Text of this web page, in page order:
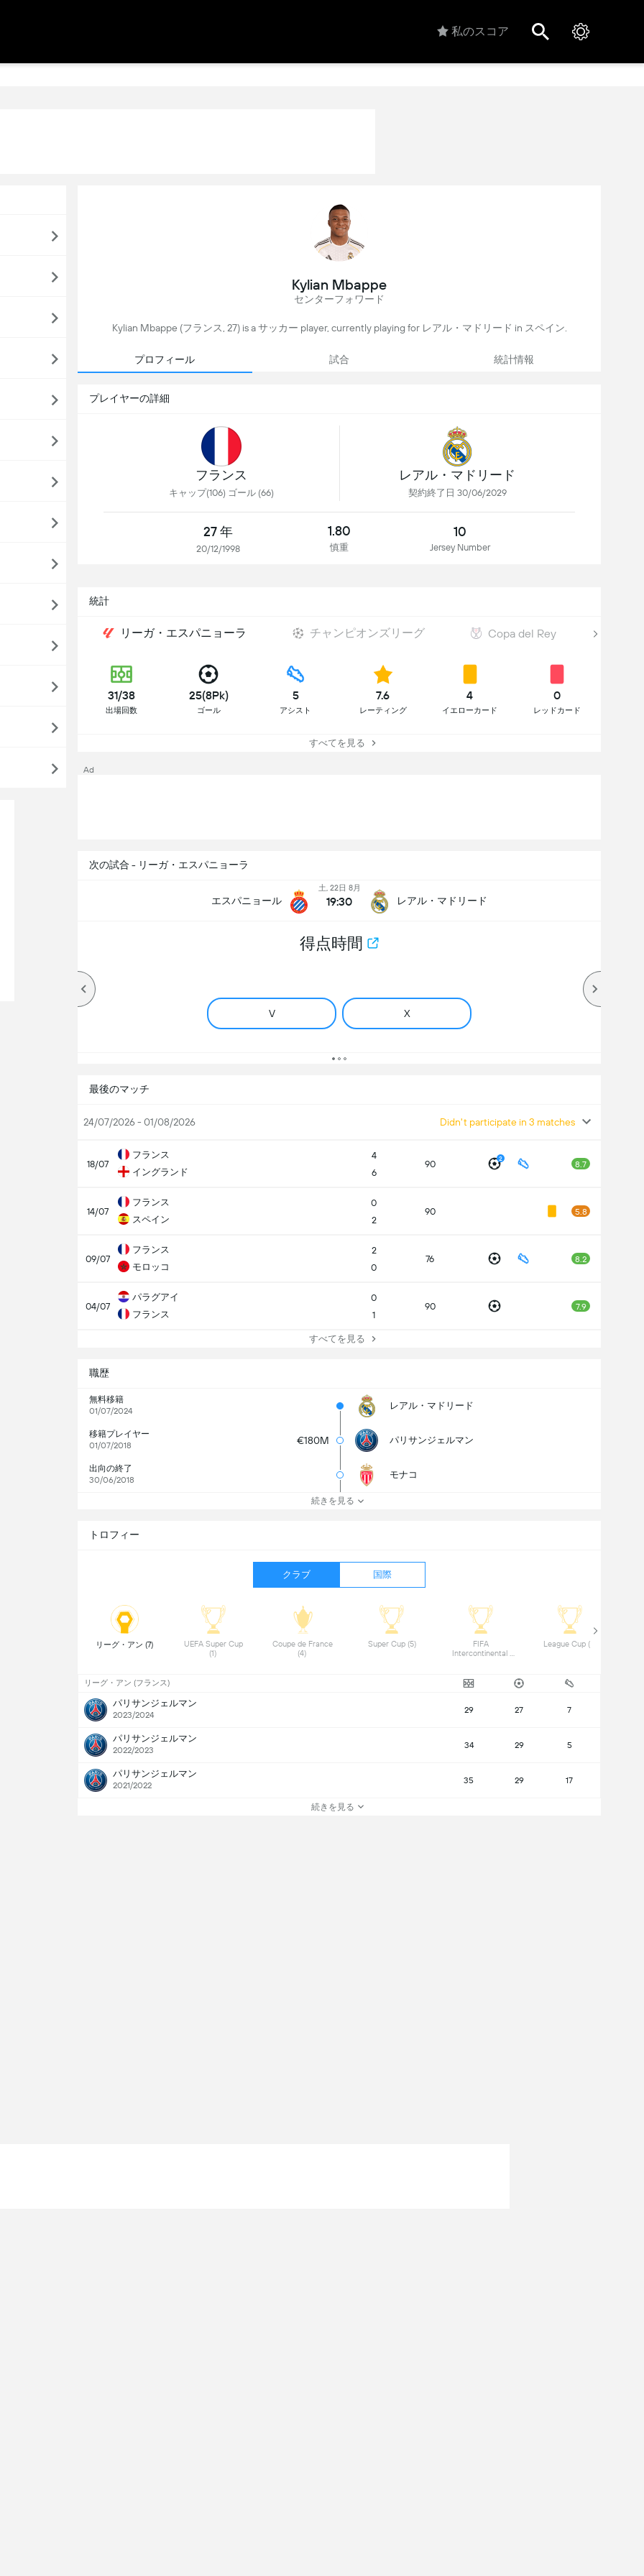
私のスコア
Kylian Mbappe
センターフォワード
Kylian Mbappe (フランス, 27) is a サッカー player, currently playing for レアル・マドリード in スペイン.
プロフィール 試合 統計情報
プレイヤーの詳細
フランス
キャップ(106) ゴール (66)
レアル・マドリード
契約終了日 30/06/2029
27 年
20/12/1998
1.80
慎重
10
Jersey Number
統計
リーガ・エスパニョーラ チャンピオンズリーグ Copa del Rey
31/38
出場回数
25(8Pk)
ゴール
5
アシスト
7.6
レーティング
4
イエローカード
0
レッドカード
すべてを見る
Ad
次の試合 - リーガ・エスパニョーラ
エスパニョール
土, 22日 8月
19:30 レアル・マドリード
得点時間
V X
最後のマッチ
24/07/2026 - 01/08/2026 Didn't participate in 3 matches
18/07
フランス
イングランド
4
6
90 2
8.7
14/07
フランス
スペイン
0
2
90 5.8
09/07
フランス
モロッコ
2
0
76 8.2
04/07
パラグアイ
フランス
0
1
90 7.9
すべてを見る
職歴
無料移籍
01/07/2024
レアル・マドリード
移籍プレイヤー
01/07/2018
€180M パリサンジェルマン
出向の終了
30/06/2018
モナコ
続きを見る
トロフィー
クラブ 国際
UEFA Super Cup
(1)
Coupe de France
(4)
Super Cup (5)
FIFA
Intercontinental
リーグ・アン (フランス)
パリサンジェルマン
2023/2024 29 27 7
パリサンジェルマン
2022/2023 34 29 5
パリサンジェルマン
2021/2022 35 29 17
続きを見る